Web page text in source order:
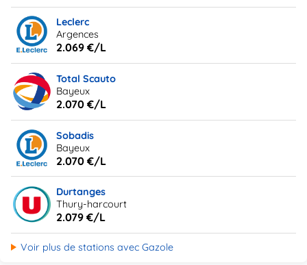
Leclerc
Argences
2.069 €/L
Total Scauto
Bayeux
2.070 €/L
Sobadis
Bayeux
2.070 €/L
Durtanges
Thury-harcourt
2.079 €/L
Voir plus de stations avec Gazole